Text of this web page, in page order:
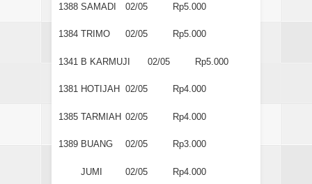
1388 SAMADI 02/05 Rp5.000
1384 TRIMO 02/05 Rp5.000
1341 B KARMUJI 02/05 Rp5.000
1381 HOTIJAH 02/05 Rp4.000
1385 TARMIAH 02/05 Rp4.000
1389 BUANG 02/05 Rp3.000
JUMI 02/05 Rp4.000